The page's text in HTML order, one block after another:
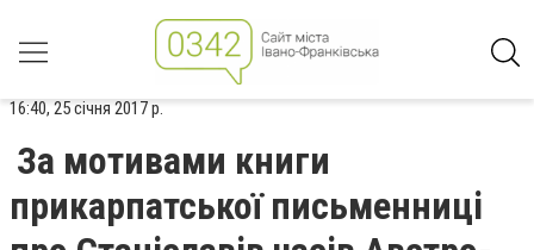
16:40, 25 січня 2017 р.
За мотивами книги
прикарпатської письменниці